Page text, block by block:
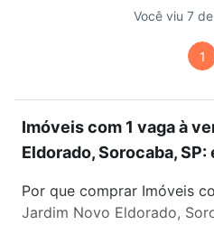
Você viu 7
1
Imóveis com 1 vaga à
Eldorado, Sorocaba,
Por que comprar Imóveis
Jardim Novo Eldorado,